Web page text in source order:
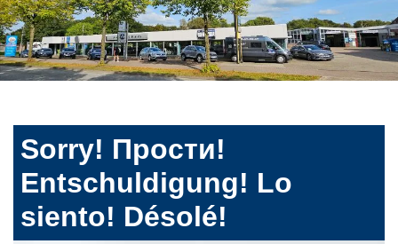
Sorry! Прости!
Entschuldigung! Lo
siento! Désolé!